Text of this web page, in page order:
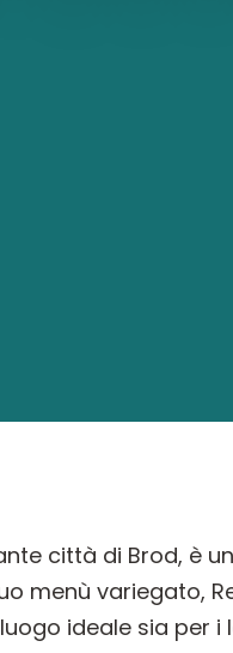
città di Brod, è
menù variegato,
ideale sia per